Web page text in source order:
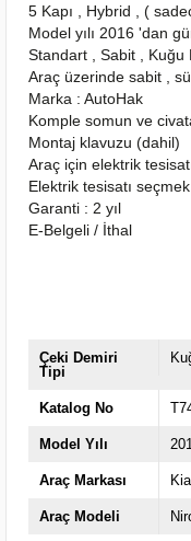
5 Kapı , Hybrid , (
Model yılı 2016 'dan
Standart , Sabit , Kuğu
Araç üzerinde sabit ,
Marka : AutoHak
Komple somun ve
Montaj klavuzu (dahil)
Araç için elektrik
Elektrik tesisatı
Garanti : 2 yıl
E-Belgeli / İthal
Çeki Demiri
Tipi
Katalog No
Model Yılı
Araç Markası Kia
Araç Modeli